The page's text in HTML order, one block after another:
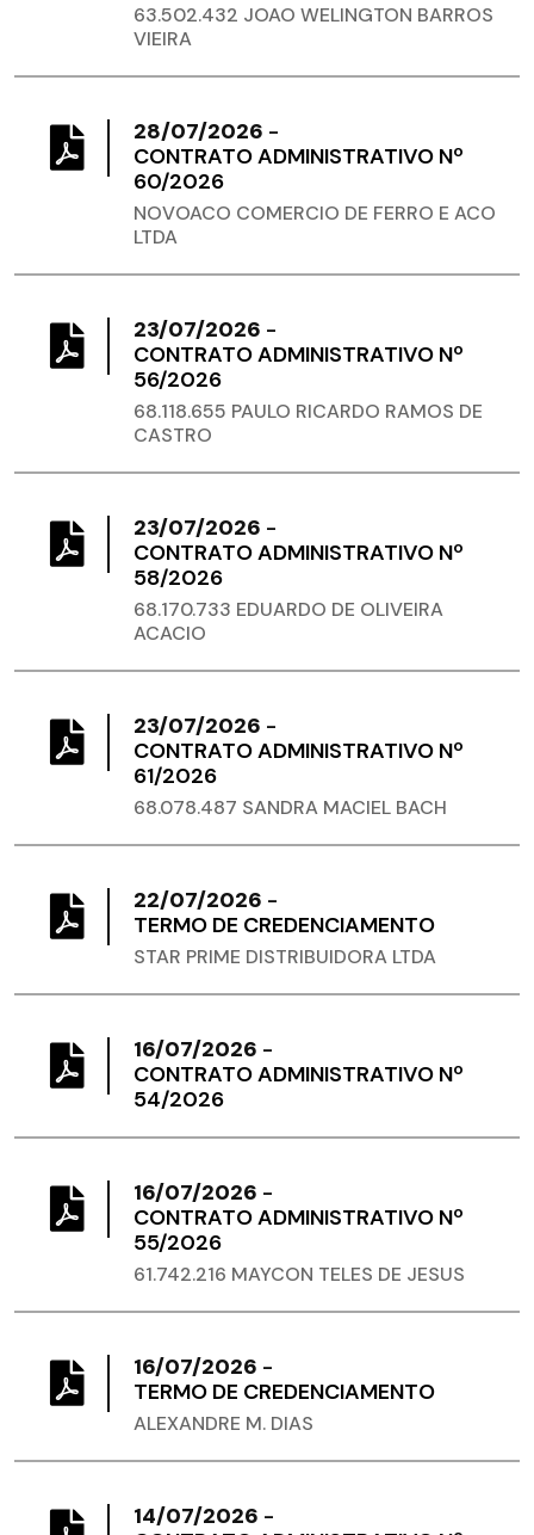
63.502.432 JOAO WELINGTON BARROS
VIEIRA
28/07/2026 -
CONTRATO ADMINISTRATIVO Nº
60/2026
NOVOACO COMERCIO DE FERRO E ACO
LTDA
23/07/2026 -
CONTRATO ADMINISTRATIVO Nº
56/2026
68.118.655 PAULO RICARDO RAMOS DE
CASTRO
23/07/2026 -
CONTRATO ADMINISTRATIVO Nº
58/2026
68.170.733 EDUARDO DE OLIVEIRA
ACACIO
23/07/2026 -
CONTRATO ADMINISTRATIVO Nº
61/2026
68.078.487 SANDRA MACIEL BACH
22/07/2026 -
TERMO DE CREDENCIAMENTO
STAR PRIME DISTRIBUIDORA LTDA
16/07/2026 -
CONTRATO ADMINISTRATIVO Nº
54/2026
16/07/2026 -
CONTRATO ADMINISTRATIVO Nº
55/2026
61.742.216 MAYCON TELES DE JESUS
16/07/2026 -
TERMO DE CREDENCIAMENTO
ALEXANDRE M. DIAS
14/07/2026 -